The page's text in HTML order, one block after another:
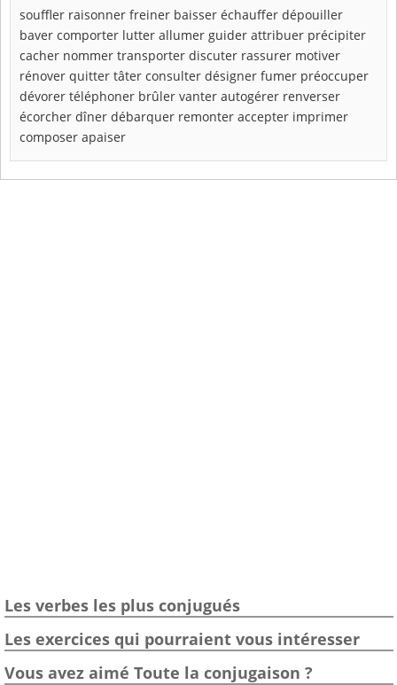
souffler raisonner freiner baisser échauffer dépouiller
baver comporter lutter allumer guider attribuer précipiter
cacher nommer transporter discuter rassurer motiver
rénover quitter tâter consulter désigner fumer préoccuper
dévorer téléphoner brûler vanter autogérer renverser
écorcher dîner débarquer remonter accepter imprimer
composer apaiser
Les verbes les plus conjugués
Les exercices qui pourraient vous intéresser
Vous avez aimé Toute la conjugaison ?